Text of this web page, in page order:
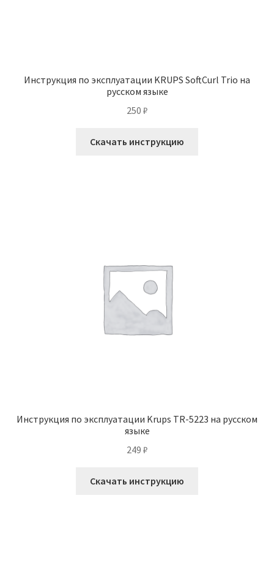
Инструкция по эксплуатации KRUPS SoftCurl Trio на
русском языке
250 ₽
Скачать инструкцию
Инструкция по эксплуатации Krups TR-5223 на русском
языке
249 ₽
Скачать инструкцию